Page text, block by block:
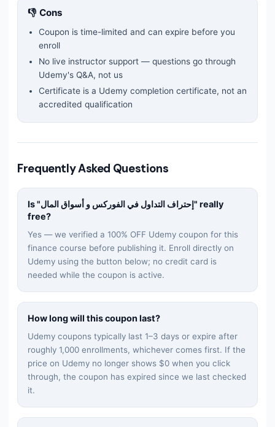
👎 Cons
Coupon is time-limited and can expire before you
enroll
No live instructor support — questions go through
Udemy's Q&A, not us
Certificate is a Udemy completion certificate, not an
accredited qualification
Frequently Asked Questions
Is "إحتراف التداول في الفوركس و أسواق المال" really
free?
Yes — we verified a 100% OFF Udemy coupon for this
finance course before publishing it. Enroll directly on
Udemy using the button below; no credit card is
needed while the coupon is active.
How long will this coupon last?
Udemy coupons typically last 1–3 days or expire after
roughly 1,000 enrollments, whichever comes first. If the
price on Udemy no longer shows $0 when you click
through, the coupon has expired since we last checked
it.